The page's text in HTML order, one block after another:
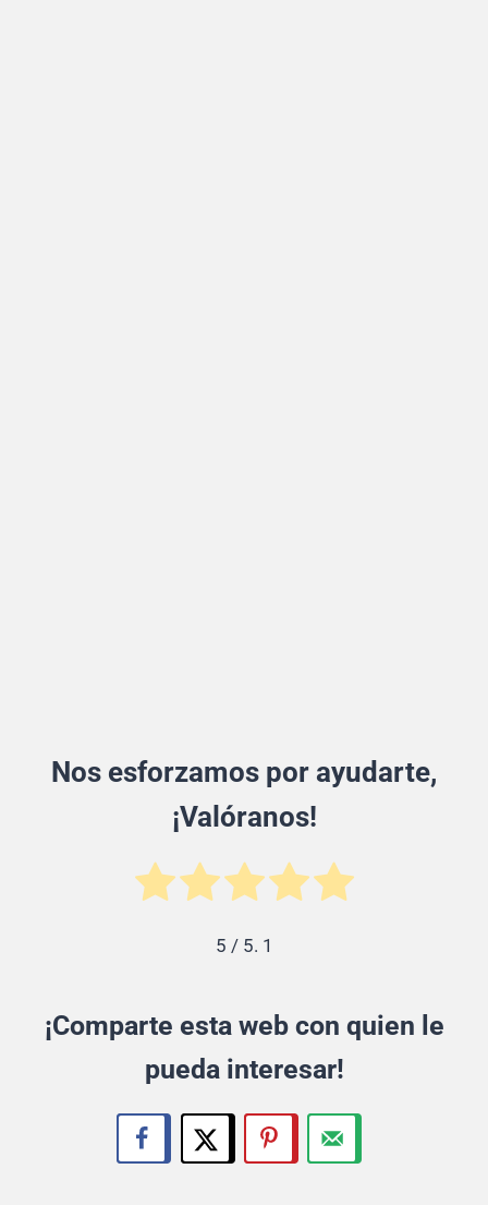
Nos esforzamos por ayudarte,
¡Valóranos!
5 / 5. 1
¡Comparte esta web con quien le
pueda interesar!